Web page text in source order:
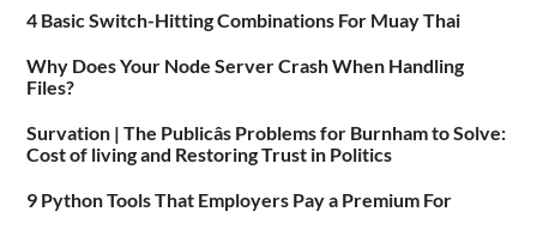
4 Basic Switch-Hitting Combinations For Muay Thai
Why Does Your Node Server Crash When Handling
Files?
Survation | The Publicâs Problems for Burnham to Solve:
Cost of living and Restoring Trust in Politics
9 Python Tools That Employers Pay a Premium For